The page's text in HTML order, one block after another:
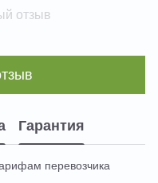
отзыв
Гарантия
перевозчика